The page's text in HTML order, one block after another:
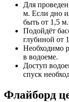
Для
м. Если дно
быть от 1,5 м.
Подойдёт
глубиной от
Необходимо
в водоеме.
Доступ
спуск
Флайборд